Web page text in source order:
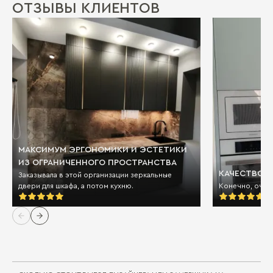
ОТЗЫВЫ КЛИЕНТОВ
МАКСИМУМ ЭРГОНОМИКИ И ЭСТЕТИКИ
ИЗ ОГРАНИЧЕННОГО ПРОСТРАНСТВА
Заказывала в этой организации зеркальные
двери для шкафа, а потом кухню.
КАЧЕСТВО
Конечно,